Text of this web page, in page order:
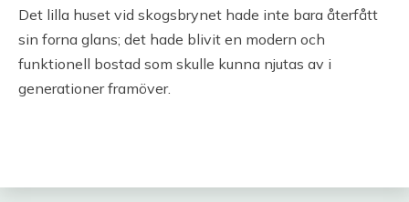
Det lilla huset vid skogsbrynet hade inte bara återfått
sin forna glans; det hade blivit en modern och
funktionell bostad som skulle kunna njutas av i
generationer framöver.